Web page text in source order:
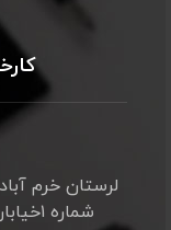
شماره ۱خیابان نبش افتخار ۲ سپهران مهان آرا